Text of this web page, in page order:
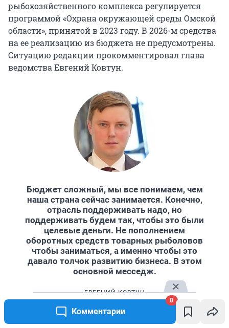
Комментарии
0
рыбохозяйственного комплекса регулируется
программой «Охрана окружающей среды Омской
области», принятой в 2023 году. В 2026-м средства
на ее реализацию из бюджета не предусмотрены.
Ситуацию редакции прокомментировал глава
ведомства Евгений Ковтун.
Бюджет сложный, мы все понимаем, чем
наша страна сейчас занимается. Конечно,
отрасль поддерживать надо, но
поддерживать будем так, чтобы это были
целевые деньги. Не пополнением
оборотных средств товарных рыболовов
чтобы заниматься, а именно чтобы это
давало толчок развитию бизнеса. В этом
основной месседж.
ЕВГЕНИЙ КОВТУН
министр природных ресурсов и экологии Омской области